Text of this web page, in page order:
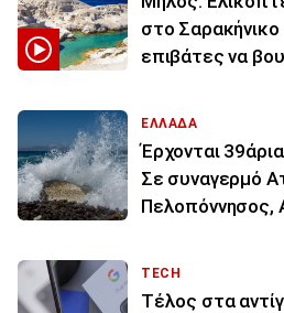
στο Σαρακήνικο
επιβάτες να
ΕΛΛΑΔΑ
Έρχονται
Σε συναγερμό
Πελοπόννησος,
TECH
Τέλος στα